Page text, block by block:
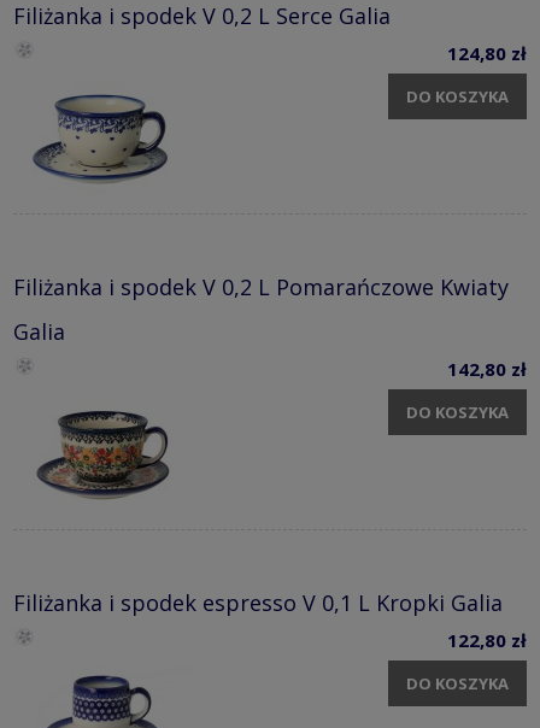
Filiżanka i spodek V 0,2 L Serce Galia
124,80 zł
DO KOSZYKA
Filiżanka i spodek V 0,2 L Pomarańczowe Kwiaty
Galia
142,80 zł
DO KOSZYKA
Filiżanka i spodek espresso V 0,1 L Kropki Galia
122,80 zł
DO KOSZYKA